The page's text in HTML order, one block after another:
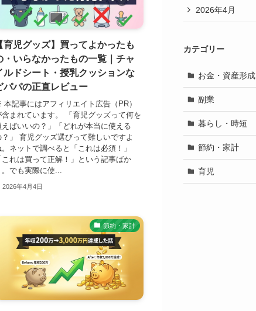
育児グッズ】買ってよかったも
・いらなかったもの一覧｜チャ
ルドシート・授乳クッションな
パパの正直レビュー
本記事にはアフィリエイト広告（PR）
含まれています。 「育児グッズって何を
えばいいの？」「どれが本当に使える
？」 育児グッズ選びって難しいですよ
。ネットで調べると「これは必須！」
これは買って正解！」という記事ばか
。でも実際に使...
2026年4月4日
節約・家計
2026年4月
カテゴリー
お金・資産形成
副業
暮らし・時短
節約・家計
育児